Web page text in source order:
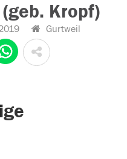
Kropf)
Gurtweil